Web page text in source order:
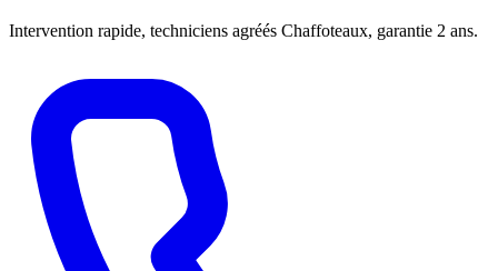
Intervention rapide, techniciens agréés Chaffoteaux, garantie 2 ans.